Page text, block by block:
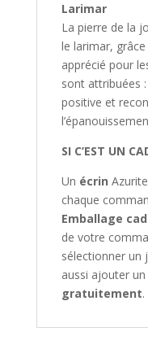
Larimar
La pierre de la
le larimar,
apprécié pour
sont attribuées
positive et
SI C’EST UN
Un écrin Azurite
chaque
Emballage
de votre
sélectionner un
aussi ajouter un
gratuitement.